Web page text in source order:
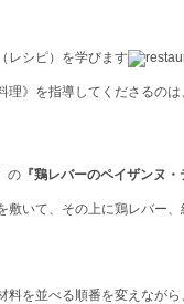
レシピ）を学びます
》を指導してくださるのは
の 『鶏レバーのペイザンヌ・
敷いて、その上に鶏レバー
料を並べる順番を変えなが